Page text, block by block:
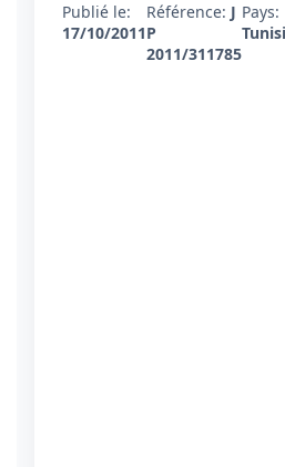
Publié le:
17/10/2011
Référence: J
P
2011/311785
Pays: